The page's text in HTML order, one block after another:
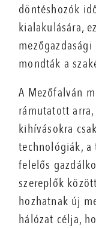
döntéshozók
kialakulására,
mondták a
A Mezőfalván
rámutatott
kihívásokra
technológiák, a
felelős
szereplők
hozhatnak új
hálózat célja,